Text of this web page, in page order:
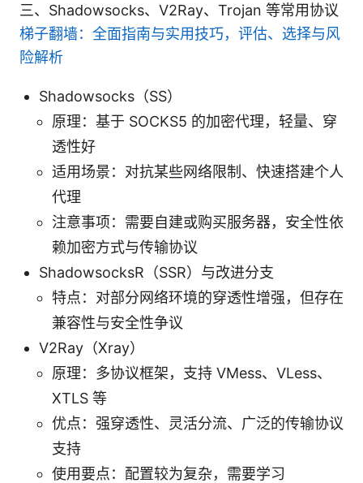
三、Shadowsocks、V2Ray、Trojan 等常用协议
梯子翻墙：全面指南与实用技巧，评估、选择与风
险解析
Shadowsocks（SS）
原理：基于 SOCKS5 的加密代理，轻量、穿
透性好
适用场景：对抗某些网络限制、快速搭建个人
代理
注意事项：需要自建或购买服务器，安全性依
赖加密方式与传输协议
ShadowsocksR（SSR）与改进分支
特点：对部分网络环境的穿透性增强，但存在
兼容性与安全性争议
V2Ray（Xray）
原理：多协议框架，支持 VMess、VLess、
XTLS 等
优点：强穿透性、灵活分流、广泛的传输协议
支持
使用要点：配置较为复杂，需要学习